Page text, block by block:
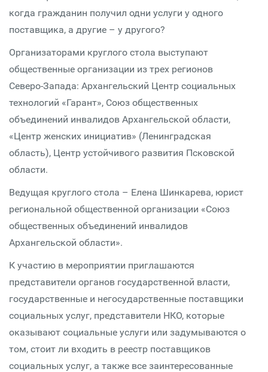
когда гражданин получил одни услуги у одного
поставщика, а другие – у другого?
Организаторами круглого стола выступают
общественные организации из трех регионов
Северо-Запада: Архангельский Центр социальных
технологий «Гарант», Союз общественных
объединений инвалидов Архангельской области,
«Центр женских инициатив» (Ленинградская
область), Центр устойчивого развития Псковской
области.
Ведущая круглого стола – Елена Шинкарева, юрист
региональной общественной организации «Союз
общественных объединений инвалидов
Архангельской области».
К участию в мероприятии приглашаются
представители органов государственной власти,
государственные и негосударственные поставщики
социальных услуг, представители НКО, которые
оказывают социальные услуги или задумываются о
том, стоит ли входить в реестр поставщиков
социальных услуг, а также все заинтересованные